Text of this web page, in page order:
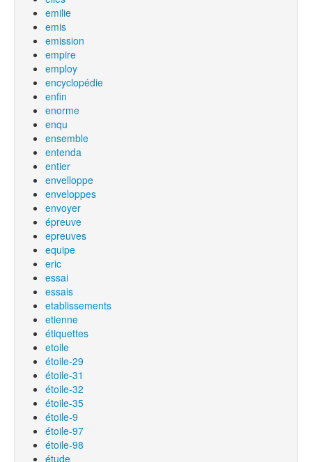
emilie
emis
emission
empire
employ
encyclopédie
enfin
enorme
enqu
ensemble
entenda
entier
envelloppe
enveloppes
envoyer
épreuve
epreuves
equipe
eric
essai
essais
etablissements
etienne
étiquettes
etoile
étoile-29
étoile-31
étoile-32
étoile-35
étoile-9
étoile-97
étoile-98
étude